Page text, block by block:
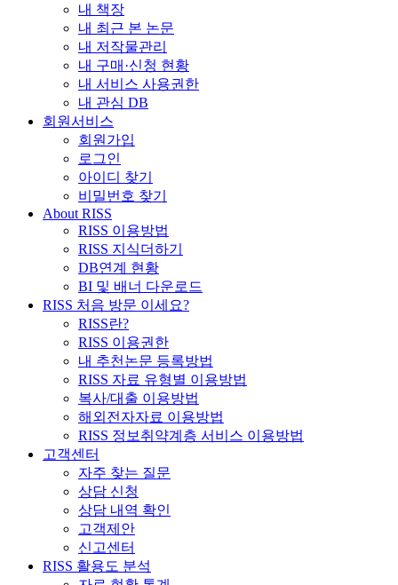
내 책장
내 최근 본 논문
내 저작물관리
내 구매·신청 현황
내 서비스 사용권한
내 관심 DB
회원서비스
회원가입
로그인
아이디 찾기
비밀번호 찾기
About RISS
RISS 이용방법
RISS 지식더하기
DB연계 현황
BI 및 배너 다운로드
RISS 처음 방문 이세요?
RISS란?
RISS 이용권한
내 추천논문 등록방법
RISS 자료 유형별 이용방법
복사/대출 이용방법
해외전자자료 이용방법
RISS 정보취약계층 서비스 이용방법
고객센터
자주 찾는 질문
상담 신청
상담 내역 확인
고객제안
신고센터
RISS 활용도 분석